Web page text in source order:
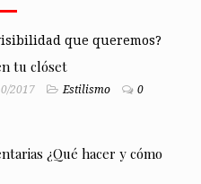
que queremos?
tu clóset
2017 Estilismo 0
¿Qué hacer y cómo